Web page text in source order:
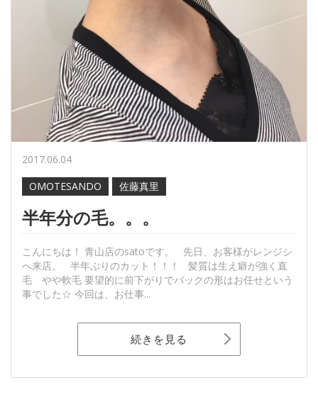
2017.06.04
OMOTESANDO
佐藤真里
半年分の毛。。。
こんにちは！ 青山店のsatoです。 先日、お客様がレンジシ
へ来店。 半年ぶりのカット！！！ 髪質は生え癖が強く直
毛 やや軟毛 要望的に前下がりでバックの形はお任せという
事でした☆ 今回は、お仕事...
続きを見る